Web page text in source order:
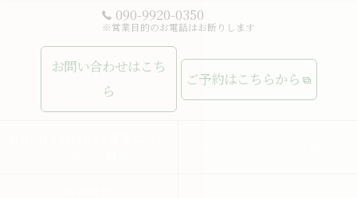
090-9920-0350
※営業目的のお電話はお断りします
お問い合わせはこち
ら
ご予約はこちらから